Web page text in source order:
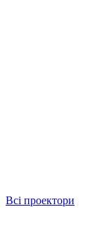
Всі проектори